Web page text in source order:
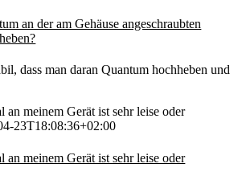
an der am Gehäuse angeschraubten
dass man daran Quantum hochheben und
an meinem Gerät ist sehr leise oder
23T18:08:36+02:00
an meinem Gerät ist sehr leise oder